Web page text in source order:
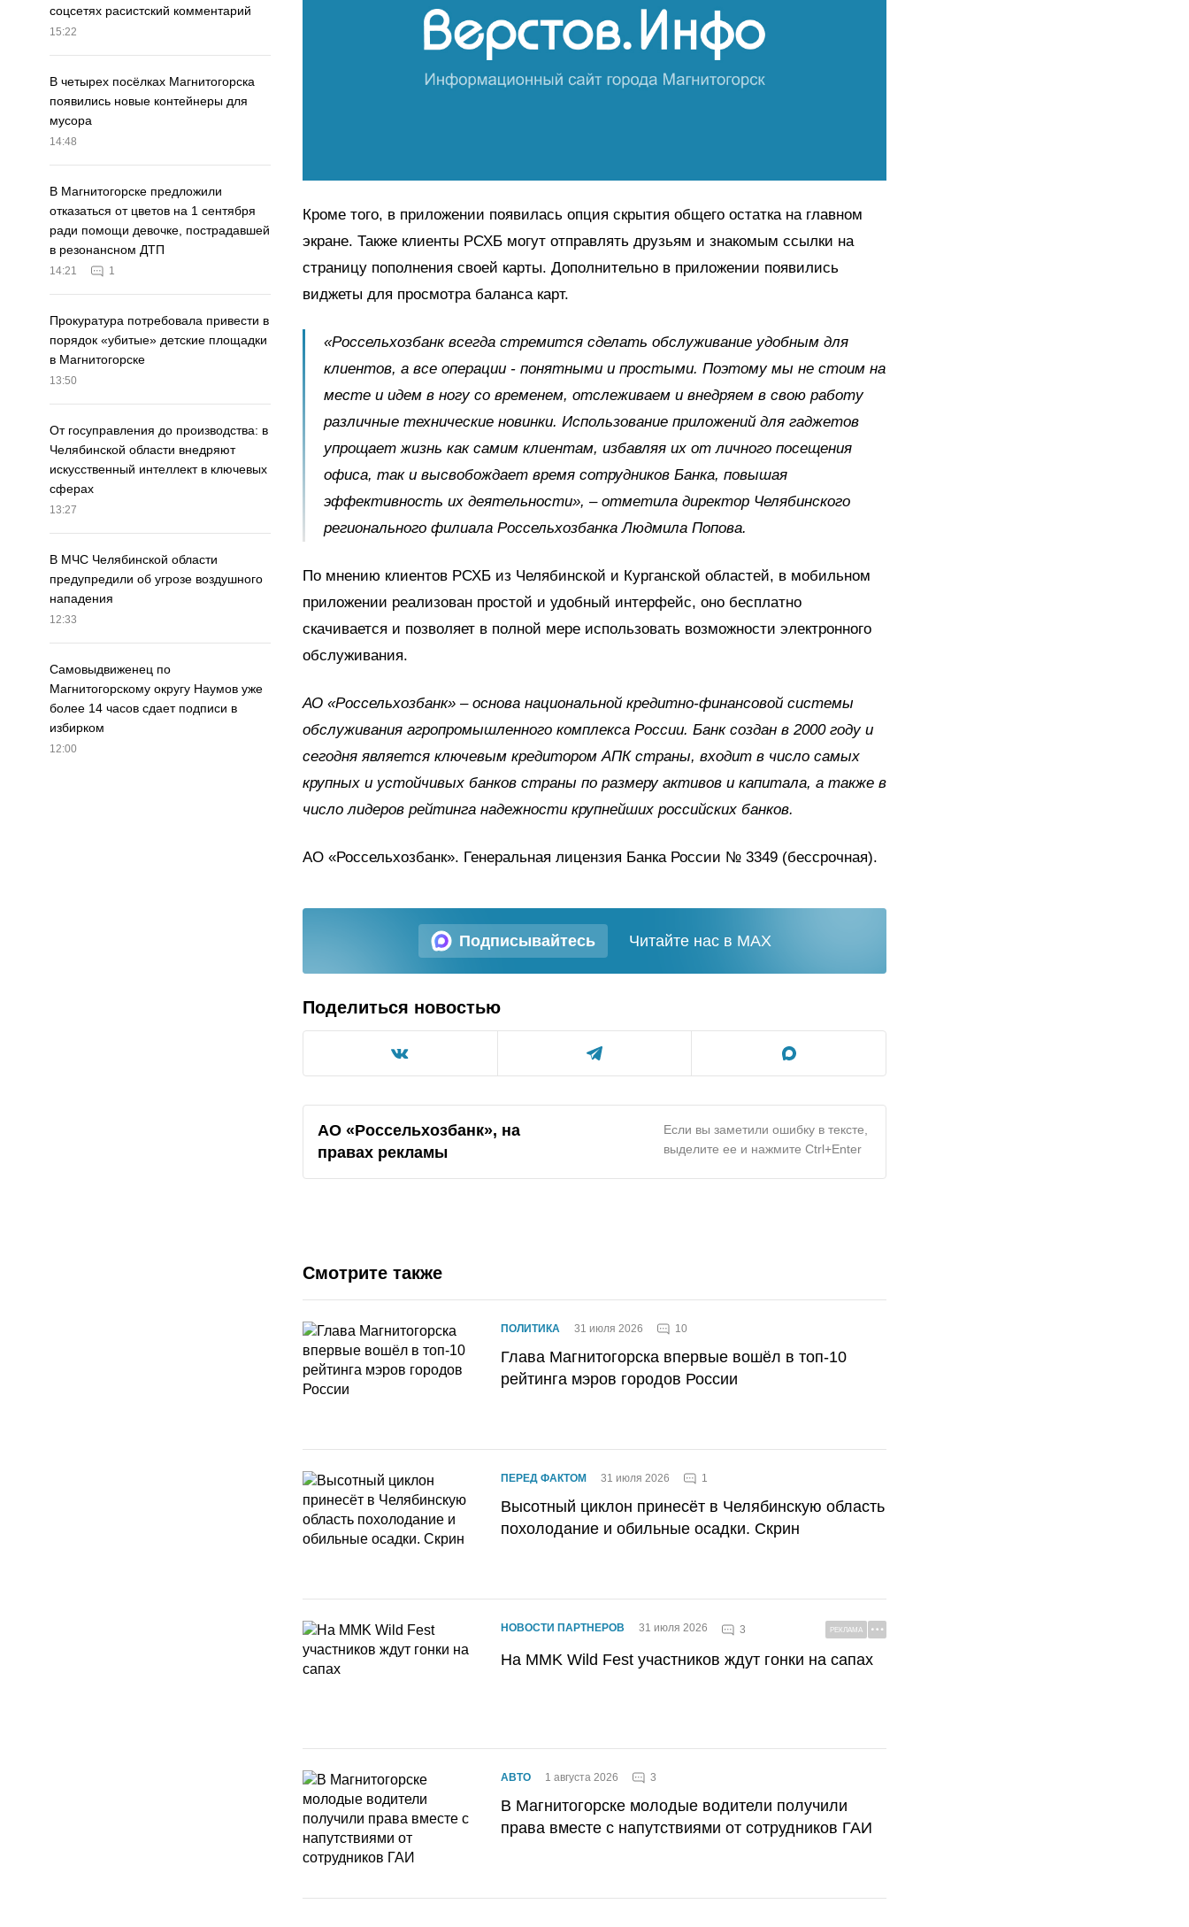
соцсетях расистский комментарий
15:22
В четырех посёлках Магнитогорска
появились новые контейнеры для
мусора
14:48
В Магнитогорске предложили
отказаться от цветов на 1 сентября
ради помощи девочке, пострадавшей
в резонансном ДТП
14:21 1
Прокуратура потребовала привести в
порядок «убитые» детские площадки
в Магнитогорске
13:50
От госуправления до производства: в
Челябинской области внедряют
искусственный интеллект в ключевых
сферах
13:27
В МЧС Челябинской области
предупредили об угрозе воздушного
нападения
12:33
Самовыдвиженец по
Магнитогорскому округу Наумов уже
более 14 часов сдает подписи в
избирком
12:00
Кроме того, в приложении появилась опция скрытия общего остатка на главном
экране. Также клиенты РСХБ могут отправлять друзьям и знакомым ссылки на
страницу пополнения своей карты. Дополнительно в приложении появились
виджеты для просмотра баланса карт.
«Россельхозбанк всегда стремится сделать обслуживание удобным для
клиентов, а все операции - понятными и простыми. Поэтому мы не стоим на
месте и идем в ногу со временем, отслеживаем и внедряем в свою работу
различные технические новинки. Использование приложений для гаджетов
упрощает жизнь как самим клиентам, избавляя их от личного посещения
офиса, так и высвобождает время сотрудников Банка, повышая
эффективность их деятельности», – отметила директор Челябинского
регионального филиала Россельхозбанка Людмила Попова.
По мнению клиентов РСХБ из Челябинской и Курганской областей, в мобильном
приложении реализован простой и удобный интерфейс, оно бесплатно
скачивается и позволяет в полной мере использовать возможности электронного
обслуживания.
АО «Россельхозбанк» – основа национальной кредитно-финансовой системы
обслуживания агропромышленного комплекса России. Банк создан в 2000 году и
сегодня является ключевым кредитором АПК страны, входит в число самых
крупных и устойчивых банков страны по размеру активов и капитала, а также в
число лидеров рейтинга надежности крупнейших российских банков.
АО «Россельхозбанк». Генеральная лицензия Банка России № 3349 (бессрочная).
Подписывайтесь Читайте нас в MAX
Поделиться новостью
АО «Россельхозбанк», на
правах рекламы
Если вы заметили ошибку в тексте,
выделите ее и нажмите Ctrl+Enter
Смотрите также
ПОЛИТИКА 31 июля 2026 10
Глава Магнитогорска впервые вошёл в топ-10
рейтинга мэров городов России
ПЕРЕД ФАКТОМ 31 июля 2026 1
Высотный циклон принесёт в Челябинскую область
похолодание и обильные осадки. Скрин
НОВОСТИ ПАРТНЕРОВ 31 июля 2026 3 РЕКЛАМА
На MMK Wild Fest участников ждут гонки на сапах
АВТО 1 августа 2026 3
В Магнитогорске молодые водители получили
права вместе с напутствиями от сотрудников ГАИ